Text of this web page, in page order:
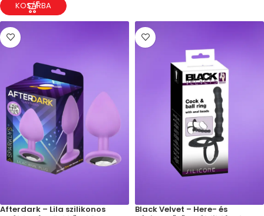
KOSÁRBA
Afterdark – Lila szilikonos
Black Velvet – Here- és